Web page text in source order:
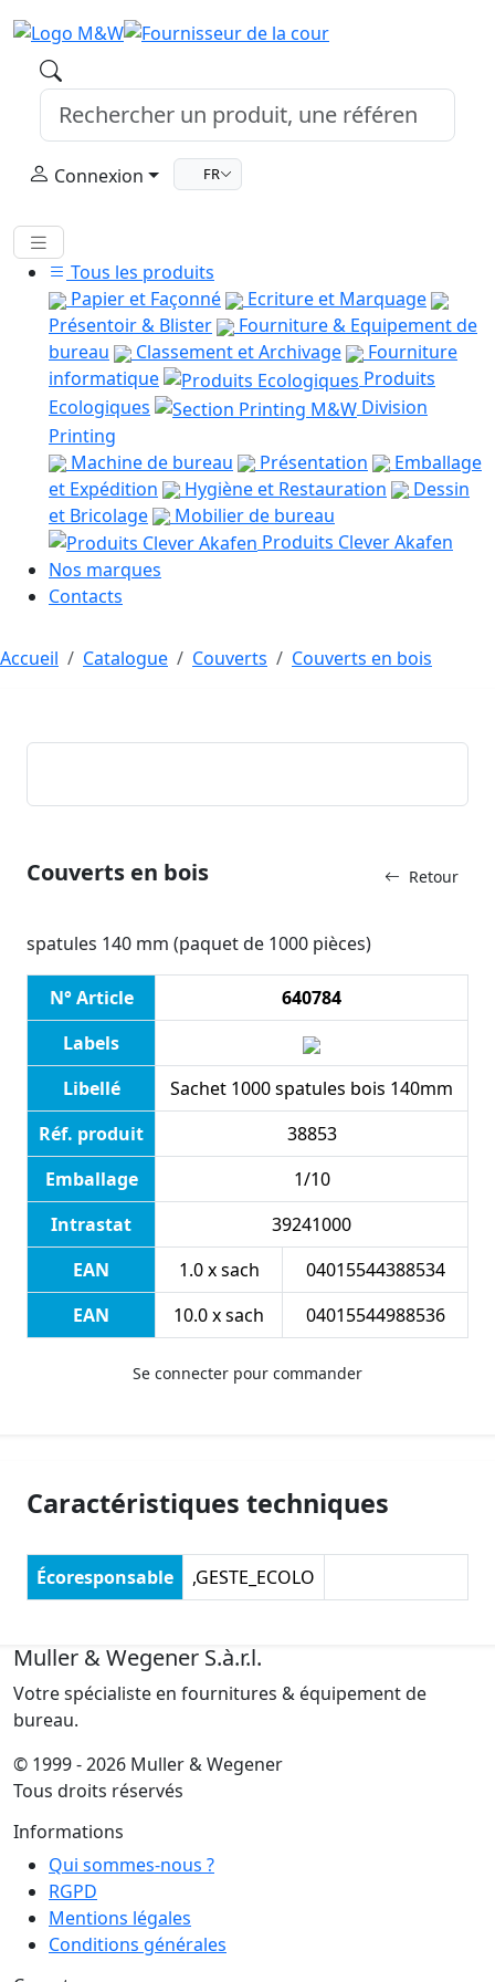
Connexion FR
Tous les produits
Papier et Façonné
Ecriture et Marquage
Présentoir & Blister
Fourniture & Equipement de
bureau
Classement et Archivage
Fourniture
informatique
Produits
Ecologiques
Division
Printing
Machine de bureau
Présentation
Emballage
et Expédition
Hygiène et Restauration
Dessin
et Bricolage
Mobilier de bureau
Produits Clever Akafen
Nos marques
Contacts
Accueil Catalogue Couverts Couverts en bois
Retour
Couverts en bois
spatules 140 mm (paquet de 1000 pièces)
N° Article
640784
Labels
Libellé
Sachet 1000 spatules bois 140mm
Réf. produit
38853
Emballage
1/10
Intrastat
39241000
EAN
1.0 x sach
04015544388534
EAN
10.0 x sach 04015544988536
Se connecter pour commander
Caractéristiques techniques
Écoresponsable ,GESTE_ECOLO
Muller & Wegener S.à.r.l.
Votre spécialiste en fournitures & équipement de
bureau.
© 1999 - 2026 Muller & Wegener
Tous droits réservés
Informations
Qui sommes-nous ?
RGPD
Mentions légales
Conditions générales